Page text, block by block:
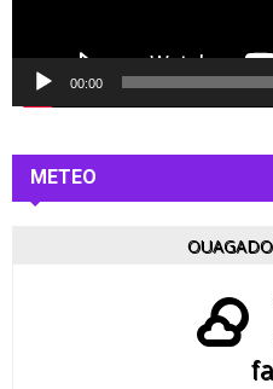
d
o
00:00
METEO